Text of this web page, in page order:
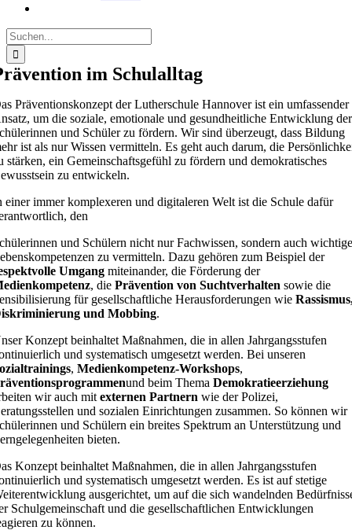
Suche
nach:
im Schulalltag
Präventionskonzept der Lutherschule Hannover ist ein umfassender
um die soziale, emotionale und gesundheitliche Entwicklung der
und Schüler zu fördern. Wir sind überzeugt, dass Bildung
ist als nur Wissen vermitteln. Es geht auch darum, die
stärken, ein Gemeinschaftsgefühl zu fördern und demokratisches
zu entwickeln.
einer immer komplexeren und digitaleren Welt ist die Schule dafür
den
und Schülern nicht nur Fachwissen, sondern auch
zu vermitteln. Dazu gehören zum Beispiel der
Umgang miteinander, die Förderung der
, diePrävention von Suchtverhalten sowie die
für gesellschaftliche Herausforderungen wie
und Mobbing.
Konzept beinhaltet Maßnahmen, die in allen Jahrgangsstufen
und systematisch umgesetzt werden. Bei unseren
,Medienkompetenz-Workshops,
und beim ThemaDemokratieerziehung
wir auch mitexternen Partnern wie der Polizei,
und sozialen Einrichtungen zusammen. So können wir
und Schülern ein breites Spektrum an Unterstützung und
bieten.
Konzept beinhaltet Maßnahmen, die in allen Jahrgangsstufen
und systematisch umgesetzt werden. Es ist auf stetige
ausgerichtet, um auf die sich wandelnden
Schulgemeinschaft und die gesellschaftlichen Entwicklungen
zu können.